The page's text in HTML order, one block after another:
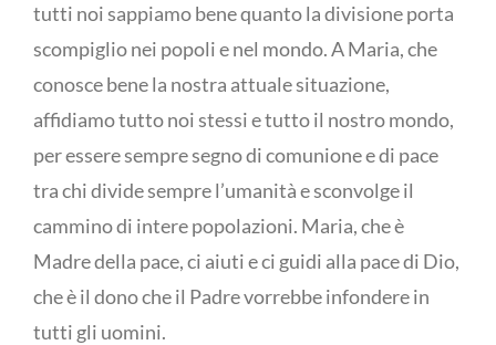
tutti noi sappiamo bene quanto la divisione porta
scompiglio nei popoli e nel mondo. A Maria, che
conosce bene la nostra attuale situazione,
affidiamo tutto noi stessi e tutto il nostro mondo,
per essere sempre segno di comunione e di pace
tra chi divide sempre l’umanità e sconvolge il
cammino di intere popolazioni. Maria, che è
Madre della pace, ci aiuti e ci guidi alla pace di Dio,
che è il dono che il Padre vorrebbe infondere in
tutti gli uomini.